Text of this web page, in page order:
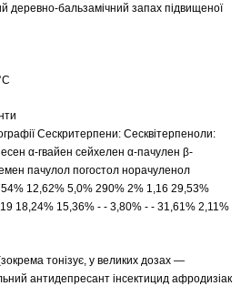
деревно-бальзамічний запах підвищеної
Сескритерпени: Сесквітерпеноли:
α-гвайен сейхелен α-пачулен β-
пачулол погостол норачуленол
12,62% 5,0% 290% 2% 1,16 29,53%
18,24% 15,36% - - 3,80% - - 31,61% 2,11%
тонізує, у великих дозах —
антидепресант інсектицид афродизіак